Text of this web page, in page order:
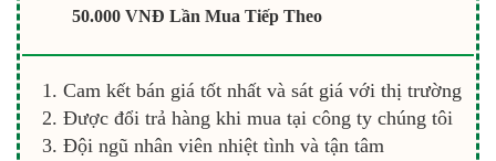
50.000 VNĐ Lần Mua Tiếp Theo
Cam kết bán giá tốt nhất và sát giá với thị trường
Được đổi trả hàng khi mua tại công ty chúng tôi
Đội ngũ nhân viên nhiệt tình và tận tâm